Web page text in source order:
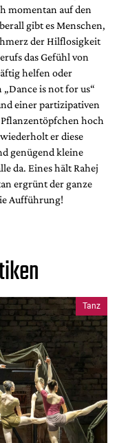
momentan auf den
gibt es Menschen,
der Hilflosigkeit
das Gefühl von
helfen oder
is not for us“
einer partizipativen
hoch
er diese
genügend kleine
da. Eines hält Rahej
ergrünt der ganze
Aufführung!
Tanz